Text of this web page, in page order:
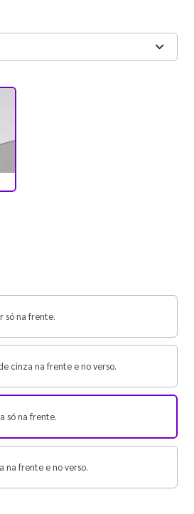
só na frente.
cinza na frente e no verso.
só na frente.
na frente e no verso.